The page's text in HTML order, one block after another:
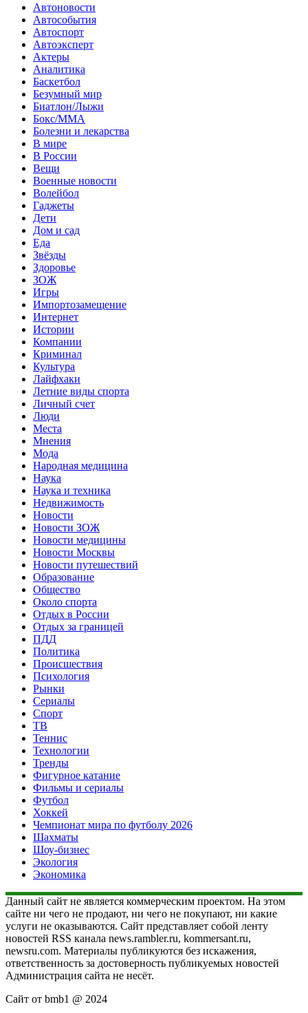
Автоновости
Автособытия
Автоспорт
Автоэксперт
Актеры
Аналитика
Баскетбол
Безумный мир
Биатлон/Лыжи
Бокс/MMA
Болезни и лекарства
В мире
В России
Вещи
Военные новости
Волейбол
Гаджеты
Дети
Дом и сад
Еда
Звёзды
Здоровье
ЗОЖ
Игры
Импортозамещение
Интернет
Истории
Компании
Криминал
Культура
Лайфхаки
Летние виды спорта
Личный счет
Люди
Места
Мнения
Мода
Народная медицина
Наука
Наука и техника
Недвижимость
Новости
Новости ЗОЖ
Новости медицины
Новости Москвы
Новости путешествий
Образование
Общество
Около спорта
Отдых в России
Отдых за границей
ПДД
Политика
Происшествия
Психология
Рынки
Сериалы
Спорт
ТВ
Теннис
Технологии
Тренды
Фигурное катание
Фильмы и сериалы
Футбол
Хоккей
Чемпионат мира по футболу 2026
Шахматы
Шоу-бизнес
Экология
Экономика
Данный сайт не является коммерческим проектом. На этом
сайте ни чего не продают, ни чего не покупают, ни какие
услуги не оказываются. Сайт представляет собой ленту
новостей RSS канала news.rambler.ru, kommersant.ru,
newsru.com. Материалы публикуются без искажения,
ответственность за достоверность публикуемых новостей
Администрация сайта не несёт.
Сайт от bmb1 @ 2024